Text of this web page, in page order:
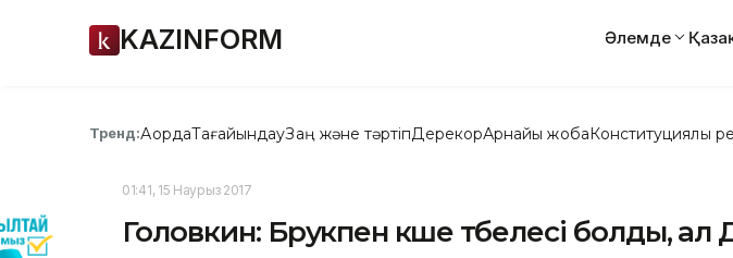
KAZINFORM Әлемде
Тренд:АқордаТағайындауЗаң және тәртіпДерекқорАрнайы жобаКонституциялық
01:41, 15 Наурыз 2017
Головкин: Брукпен көше төбелесі болды,